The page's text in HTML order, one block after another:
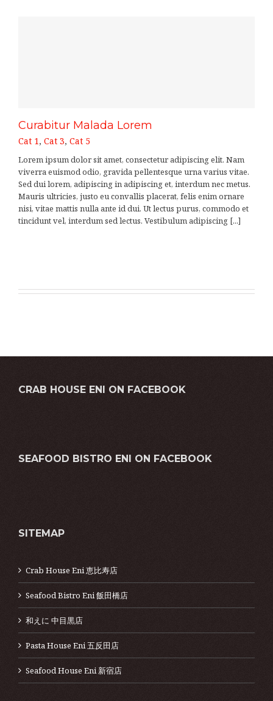
Curabitur Malada Lorem
Cat 1, Cat 3, Cat 5
Lorem ipsum dolor sit amet, consectetur adipiscing elit. Nam
viverra euismod odio, gravida pellentesque urna varius vitae.
Sed dui lorem, adipiscing in adipiscing et, interdum nec metus.
Mauris ultricies, justo eu convallis placerat, felis enim ornare
nisi, vitae mattis nulla ante id dui. Ut lectus purus, commodo et
tincidunt vel, interdum sed lectus. Vestibulum adipiscing [...]
CRAB HOUSE ENI ON FACEBOOK
SEAFOOD BISTRO ENI ON FACEBOOK
SITEMAP
Crab House Eni 恵比寿店
Seafood Bistro Eni 飯田橋店
和えに 中目黒店
Pasta House Eni 五反田店
Seafood House Eni 新宿店